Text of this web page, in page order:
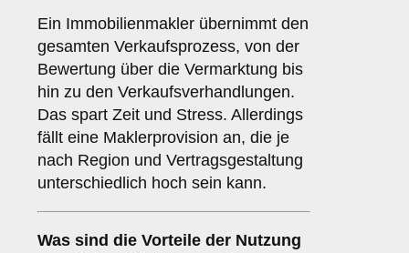
Ein Immobilienmakler übernimmt den
gesamten Verkaufsprozess, von der
Bewertung über die Vermarktung bis
hin zu den Verkaufsverhandlungen.
Das spart Zeit und Stress. Allerdings
fällt eine Maklerprovision an, die je
nach Region und Vertragsgestaltung
unterschiedlich hoch sein kann.
Was sind die Vorteile der Nutzung